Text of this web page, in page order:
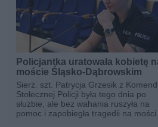
Policjantka uratowała kobietę
moście Śląsko-Dąbrowskim
Sierż. szt. Patrycja Grzesik z
Stołecznej Policji była tego dnia po
służbie, ale bez wahania ruszyła na
pomoc i zapobiegła tragedii na